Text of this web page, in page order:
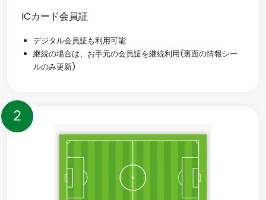
ICカード会員証
デジタル会員証も利用可能
継続の場合は、お手元の会員証を継続利用(裏面の情報シー
ルのみ更新)
2